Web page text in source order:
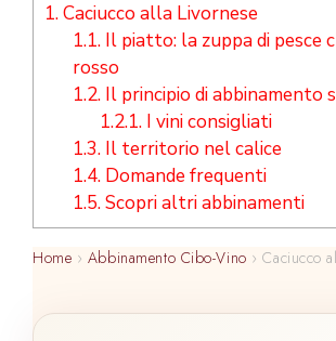
1.Caciucco alla Livornese
1.1.Il piatto: la zuppa di pesce
rosso
1.2.Il principio di abbinamento
1.2.1. I vini consigliati
1.3.Il territorio nel calice
1.4.Domande frequenti
1.5.Scopri altri abbinamenti
Home › Abbinamento Cibo-Vino ›Caciucco